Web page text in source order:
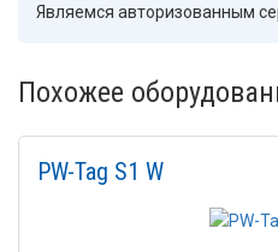
Являемся авторизованным
Похожее
PW-Tag S1 W